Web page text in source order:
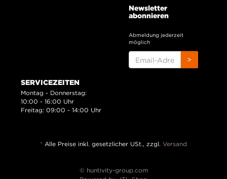
Newsletter
abonnieren
Abmeldung jederzeit
möglich
ADRESSE
>
SERVICEZEITEN
Montag - Donnerstag:
10:00 - 16:00 Uhr
Freitag: 09:00 - 14:00 Uhr
* Alle Preise inkl. gesetzlicher USt., zzgl. Versand
© huntivity-group.com